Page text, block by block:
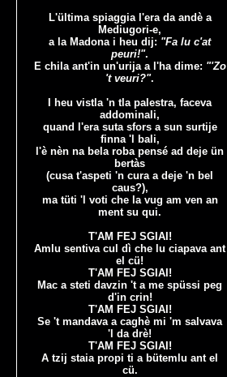
L'ültima spiaggia l'era da andè a
Mediugori-e,
a la Madona i heu dij: "Fa lu c'at
peuri!".
E chila ant'in un'urija a l'ha dime: "'Zo
't veuri?".
I heu vistla 'n tla palestra, faceva
addominali,
quand l'era suta sfors a sun surtije
finna 'l bali,
l'è nèn na bela roba pensé ad deje ün
bertàs
(cusa t'aspeti 'n cura a deje 'n bel
caus?),
ma tüti 'l voti che la vug am ven an
ment su qui.
T'AM FEJ SGIAI!
Amlu sentiva cul dì che lu ciapava ant
el cü!
T'AM FEJ SGIAI!
Mac a steti davzin 't a me spüssi peg
d'in crin!
T'AM FEJ SGIAI!
Se 't mandava a caghè mi 'm salvava
'l da drè!
T'AM FEJ SGIAI!
A tzij staia propi ti a bütemlu ant el
cü.